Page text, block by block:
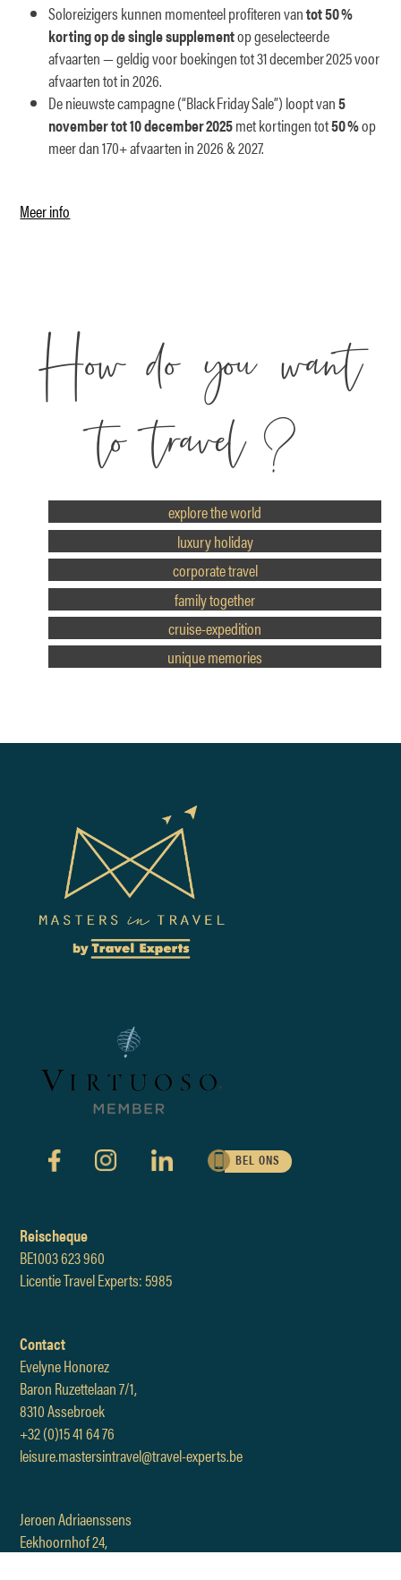
Soloreizigers kunnen momenteel profiteren vantot 50 %
korting op de single supplementop geselecteerde
afvaarten — geldig voor boekingen tot 31 december 2025 voor
afvaarten tot in 2026.
De nieuwste campagne (“Black Friday Sale”) loopt van5
november tot 10 december 2025met kortingen tot50 %op
meer dan 170+ afvaarten in 2026 & 2027.
Meer info
How do you want
to travel?
aanbod-menu
explore the world
luxury holiday
corporate travel
family together
cruise-expedition
unique memories
BEL ONS
Reischeque
BE1003 623 960
Licentie Travel Experts: 5985
Contact
Evelyne Honorez
Baron Ruzettelaan 7/1,
8310 Assebroek
+32 (0)15 41 64 76
leisure.mastersintravel@travel-experts.be
Jeroen Adriaenssens
Eekhoornhof 24,